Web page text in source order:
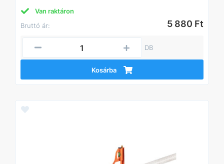
Van raktáron
Bruttó ár:
5 880 Ft
DB
Kosárba